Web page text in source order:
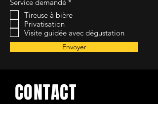
Service demandé *
l
g
a
t
o
Tireuse à bière
Privatisation
Visite guidée avec dégustation
Envoyer
CONTACT